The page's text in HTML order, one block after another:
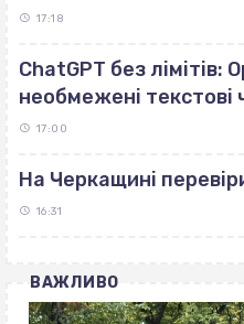
17:18
ChatGPT без лімітів:
необмежені текстові
17:00
На Черкащині
16:31
ВАЖЛИВО